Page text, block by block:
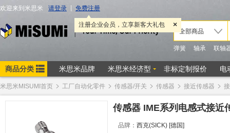
米思米MISUMI首页 工厂自动化零件 传感器/开关 传感器 接近传感器
传感器 IME系列电感式接近
品牌： 西克(SICK) [德国]